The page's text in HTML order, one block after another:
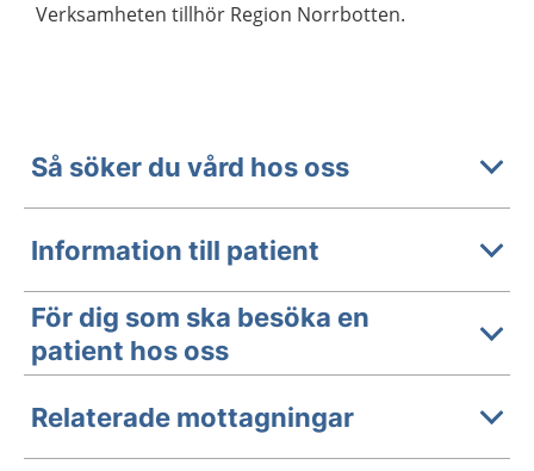
Verksamheten tillhör Region Norrbotten.
Så söker du vård hos oss
Information till patient
För dig som ska besöka en
patient hos oss
Relaterade mottagningar